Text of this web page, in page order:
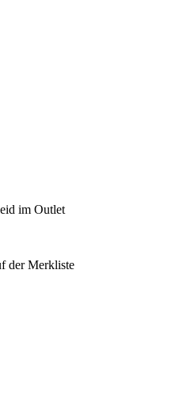
im Outlet
der Merkliste